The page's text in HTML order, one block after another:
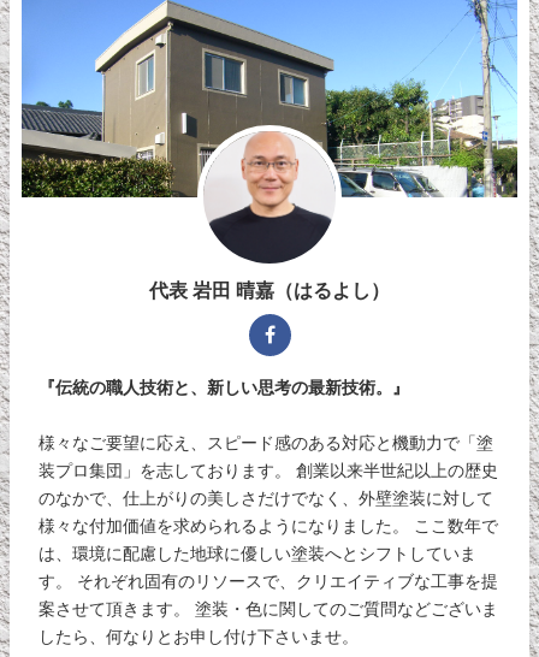
代表 岩田 晴嘉（はるよし）
『伝統の職人技術と、新しい思考の最新技術。』
様々なご要望に応え、スピード感のある対応と機動力で「塗
装プロ集団」を志しております。 創業以来半世紀以上の歴史
のなかで、仕上がりの美しさだけでなく、外壁塗装に対して
様々な付加価値を求められるようになりました。 ここ数年で
は、環境に配慮した地球に優しい塗装へとシフトしていま
す。 それぞれ固有のリソースで、クリエイティブな工事を提
案させて頂きます。 塗装・色に関してのご質問などございま
したら、何なりとお申し付け下さいませ。